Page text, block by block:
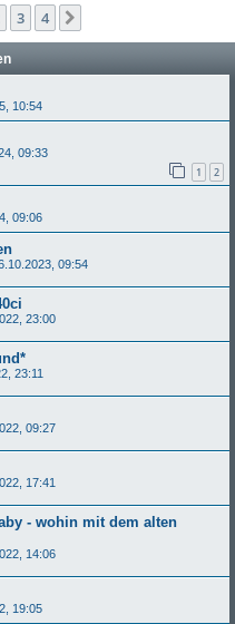
3 4
10:54
09:33
1 2
09:06
09:54
23:00
23:11
09:27
17:41
- wohin mit dem alten
14:06
19:05